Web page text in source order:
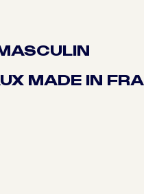
MADE IN